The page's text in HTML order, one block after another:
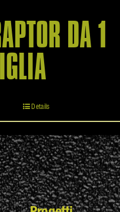
DA 1
Details